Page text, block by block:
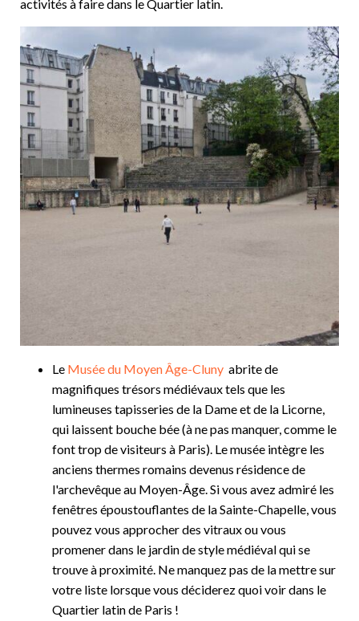
activités à faire dans le Quartier latin.
Le Musée du Moyen Âge-Cluny abrite de
magnifiques trésors médiévaux tels que les
lumineuses tapisseries de la Dame et de la Licorne,
qui laissent bouche bée (à ne pas manquer, comme le
font trop de visiteurs à Paris). Le musée intègre les
anciens thermes romains devenus résidence de
l'archevêque au Moyen-Âge. Si vous avez admiré les
fenêtres époustouflantes de la Sainte-Chapelle, vous
pouvez vous approcher des vitraux ou vous
promener dans le jardin de style médiéval qui se
trouve à proximité. Ne manquez pas de la mettre sur
votre liste lorsque vous déciderez quoi voir dans le
Quartier latin de Paris !